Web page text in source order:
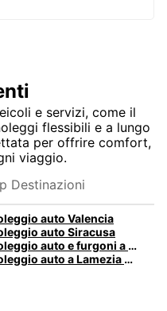
e servizi, come il
flessibili e a lungo
per offrire comfort,
viaggio.
Destinazioni
auto Valencia
auto Siracusa
Noleggio auto e furgoni a Pescara
Noleggio auto a Lamezia Terme, Italia